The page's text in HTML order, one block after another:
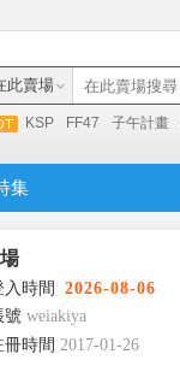
此賣場
KSP FF47 子午計畫
集
時間
2026-08-06
號 weiakiya
時間 2017-01-26